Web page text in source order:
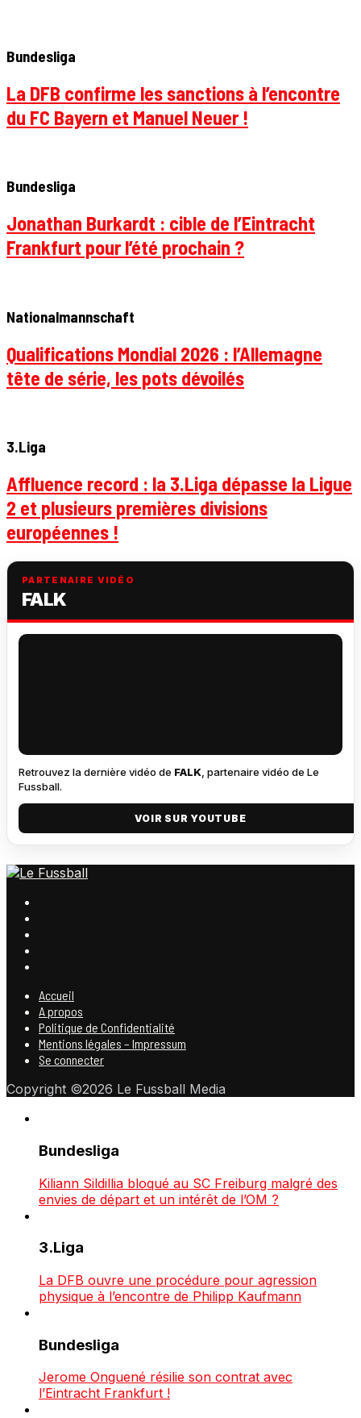
Bundesliga
La DFB confirme les sanctions à l’encontre
du FC Bayern et Manuel Neuer !
Bundesliga
Jonathan Burkardt : cible de l’Eintracht
Frankfurt pour l’été prochain ?
Nationalmannschaft
Qualifications Mondial 2026 : l’Allemagne
tête de série, les pots dévoilés
3.Liga
Affluence record : la 3.Liga dépasse la Ligue
2 et plusieurs premières divisions
européennes !
PARTENAIRE VIDÉO
FALK
Retrouvez la dernière vidéo de FALK , partenaire vidéo de Le
Fussball.
VOIR SUR YOUTUBE
Accueil
A propos
Politique de Confidentialité
Mentions légales – Impressum
Se connecter
Copyright ©2026 Le Fussball Media
Bundesliga
Kiliann Sildillia bloqué au SC Freiburg malgré des
envies de départ et un intérêt de l’OM ?
3.Liga
La DFB ouvre une procédure pour agression
physique à l’encontre de Philipp Kaufmann
Bundesliga
Jerome Onguené résilie son contrat avec
l’Eintracht Frankfurt !